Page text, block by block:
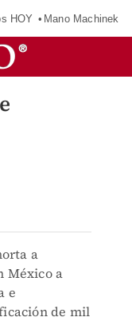
HOY Mano Machinek
a
México a
e
de mil